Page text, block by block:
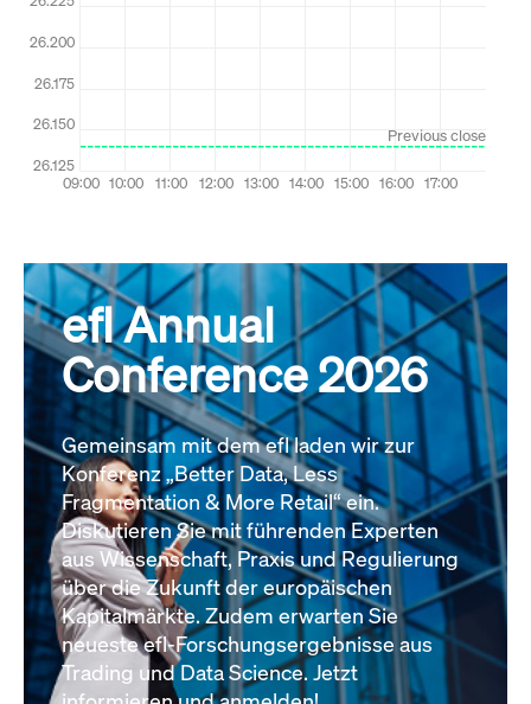
efl Annual
Conference 2026
Gemeinsam mit dem efl laden wir zur
Konferenz „Better Data, Less
Fragmentation & More Retail“ ein.
Diskutieren Sie mit führenden Experten
aus Wissenschaft, Praxis und Regulierung
über die Zukunft der europäischen
Kapitalmärkte. Zudem erwarten Sie
neueste efl-Forschungsergebnisse aus
Trading und Data Science. Jetzt